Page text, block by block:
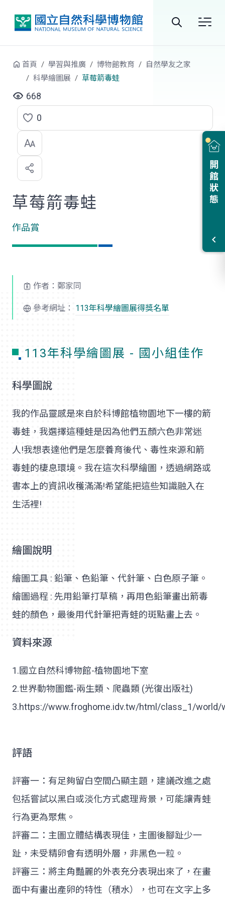
站
開館狀態
首頁 學習與推廣 博物館教育
自然學友之家
科學繪圖展
草莓箭毒蛙
668
點
選
喜
歡
0
草莓箭毒蛙
作品賞
作者：鄭家同
參考網址： 113年科學繪圖展得獎名單
113年科學繪圖展 - 國小組佳作
科學圖說
我的作品靈感是來自於科博館植物園地下一樓的箭
毒蛙，我選擇這種蛙是因為他們五顏六色非常迷
人!我想表達他們是怎麼養育後代、毒性來源和箭
毒蛙的棲息環境。我在這次科學繪圖，透過網路或
書本上的資訊收穫滿滿!希望能把這些知識融入在
生活裡!
繪圖說明
繪圖工具 : 鉛筆、色鉛筆、代針筆、白色原子筆。
繪圖過程 : 先用鉛筆打草稿，再用色鉛筆畫出箭毒
蛙的顏色，最後用代針筆把青蛙的斑點畫上去。
資料來源
1.國立自然科博物館-植物園地下室
2.世界動物圖鑑-兩生類、爬蟲類 (光復出版社)
3.https://www.froghome.idv.tw/html/class_1/world/
評語
評審一：有足夠留白空間凸顯主題，建議改進之處
包括嘗試以黑白或淡化方式處理背景，可能讓青蛙
行為更為聚焦。
評審二：主圖立體結構表現佳，主圖後腳趾少一
趾，未受精卵會有透明外層，非黑色一粒。
評審三：將主角豔麗的外表充分表現出來了，在畫
面中有畫出產卵的特性（積水），也可在文字上多